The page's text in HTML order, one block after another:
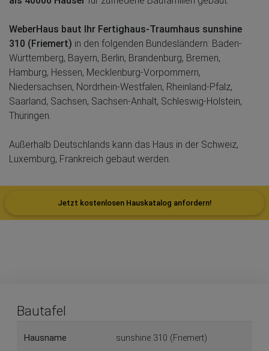
WeberHaus baut Ihr Fertighaus-Traumhaus sunshine
310 (Friemert) in den folgenden Bundesländern: Baden-
Württemberg, Bayern, Berlin, Brandenburg, Bremen,
Hamburg, Hessen, Mecklenburg-Vorpommern,
Niedersachsen, Nordrhein-Westfalen, Rheinland-Pfalz,
Saarland, Sachsen, Sachsen-Anhalt, Schleswig-Holstein,
Thüringen.
Außerhalb Deutschlands kann das Haus in der Schweiz,
Luxemburg, Frankreich gebaut werden.
Jetzt kostenlosen Hauskatalog anfordern!
Bautafel
Hausname sunshine 310 (Friemert)